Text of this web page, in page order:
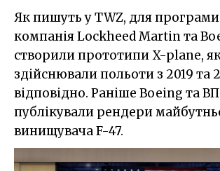
Як пишуть у TWZ, для програми
компанія Lockheed Martin та
створили прототипи X-plane,
здійснювали польоти з 2019 та
відповідно. Раніше Boeing та
публікували рендери
винищувача F-47.